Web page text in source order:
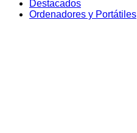
Destacados
Ordenadores y Portátiles